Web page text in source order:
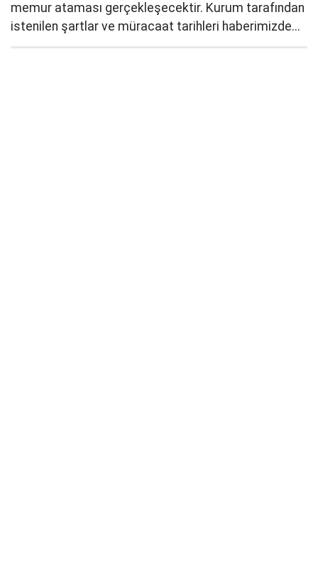
memur ataması gerçekleşecektir. Kurum tarafından
istenilen şartlar ve müracaat tarihleri haberimizde...